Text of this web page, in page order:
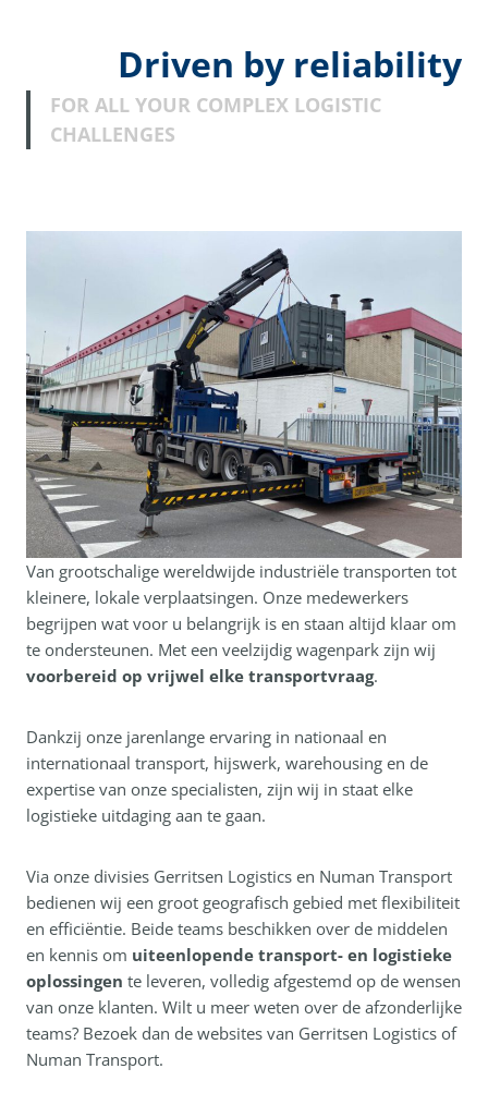
Driven by reliability
FOR ALL YOUR COMPLEX LOGISTIC
CHALLENGES
Van grootschalige wereldwijde industriële transporten tot
kleinere, lokale verplaatsingen. Onze medewerkers
begrijpen wat voor u belangrijk is en staan altijd klaar om
te ondersteunen. Met een veelzijdig wagenpark zijn wij
voorbereid op vrijwel elke transportvraag.
Dankzij onze jarenlange ervaring in nationaal en
internationaal transport, hijswerk, warehousing en de
expertise van onze specialisten, zijn wij in staat elke
logistieke uitdaging aan te gaan.
Via onze divisies Gerritsen Logistics en Numan Transport
bedienen wij een groot geografisch gebied met flexibiliteit
en efficiëntie. Beide teams beschikken over de middelen
en kennis om uiteenlopende transport- en logistieke
oplossingen te leveren, volledig afgestemd op de wensen
van onze klanten. Wilt u meer weten over de afzonderlijke
teams? Bezoek dan de websites van Gerritsen Logistics of
Numan Transport.